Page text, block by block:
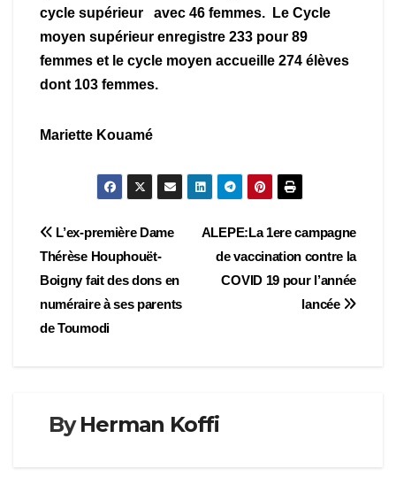
cycle supérieur avec 46 femmes. Le Cycle
moyen supérieur enregistre 233 pour 89
femmes et le cycle moyen accueille 274 élèves
dont 103 femmes.
Mariette Kouamé
Navigation
de
l’article
ALEPE:La 1ere campagne
de vaccination contre la
COVID 19 pour l’année
lancée
L’ex-première Dame
Thérèse Houphouët-
Boigny fait des dons en
numéraire à ses parents
de Toumodi
ByHerman Koffi